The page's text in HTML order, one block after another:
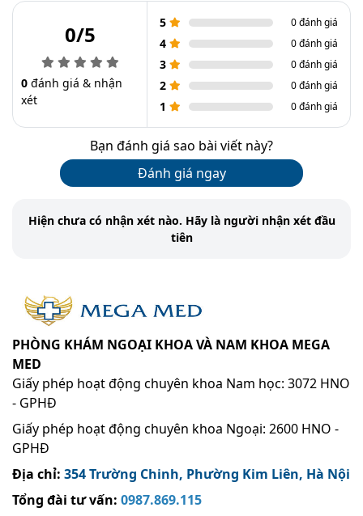
0/5
0 đánh giá & nhận
xét
5 0 đánh giá
4 0 đánh giá
3 0 đánh giá
2 0 đánh giá
1 0 đánh giá
Bạn đánh giá sao bài viết này?
Đánh giá ngay
Hiện chưa có nhận xét nào. Hãy là người nhận xét đầu
tiên
PHÒNG KHÁM NGOẠI KHOA VÀ NAM KHOA MEGA
MED
Giấy phép hoạt động chuyên khoa Nam học: 3072 HNO
- GPHĐ
Giấy phép hoạt động chuyên khoa Ngoại: 2600 HNO -
GPHĐ
Địa chỉ: 354 Trường Chinh, Phường Kim Liên, Hà Nội
Tổng đài tư vấn: 0987.869.115